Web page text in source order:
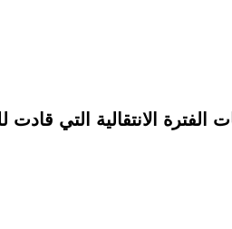
الانتقالية التي قادت